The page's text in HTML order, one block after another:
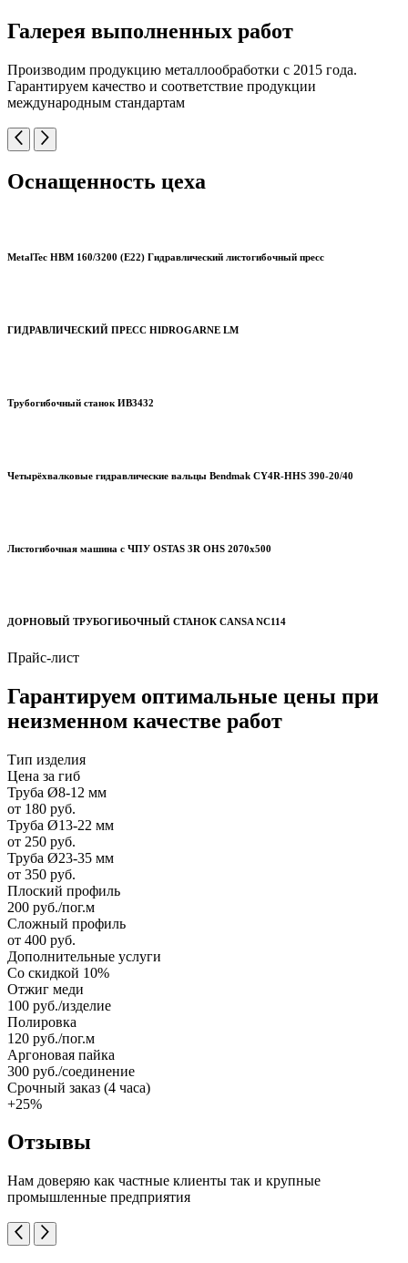
Галерея выполненных работ
Производим продукцию металлообработки с 2015 года.
Гарантируем качество и соответствие продукции
международным стандартам
Оснащенность цеха
MetalTec HBM 160/3200 (E22) Гидравлический листогибочный пресс
ГИДРАВЛИЧЕСКИЙ ПРЕСС HIDROGARNE LM
Трубогибочный станок ИВ3432
Четырёхвалковые гидравлические вальцы Bendmak CY4R-HHS 390-20/40
Листогибочная машина с ЧПУ OSTAS 3R OHS 2070х500
ДОРНОВЫЙ ТРУБОГИБОЧНЫЙ СТАНОК CANSA NC114
Прайс-лист
Гарантируем оптимальные цены при
неизменном качестве работ
Тип изделия
Цена за гиб
Труба Ø8-12 мм
от 180 руб.
Труба Ø13-22 мм
от 250 руб.
Труба Ø23-35 мм
от 350 руб.
Плоский профиль
200 руб./пог.м
Сложный профиль
от 400 руб.
Дополнительные услуги
Со скидкой 10%
Отжиг меди
100 руб./изделие
Полировка
120 руб./пог.м
Аргоновая пайка
300 руб./соединение
Срочный заказ (4 часа)
+25%
Отзывы
Нам доверяю как частные клиенты так и крупные
промышленные предприятия